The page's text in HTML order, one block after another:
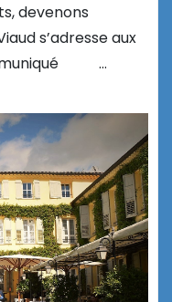
devenons
s’adresse aux
…